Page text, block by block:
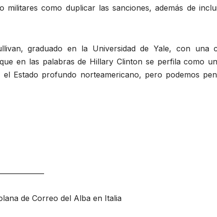
militares como duplicar las sanciones, además de
graduado en la Universidad de Yale, con
en las palabras de Hillary Clinton se perfila como
Estado profundo norteamericano, pero podemos
de Correo del Alba en Italia